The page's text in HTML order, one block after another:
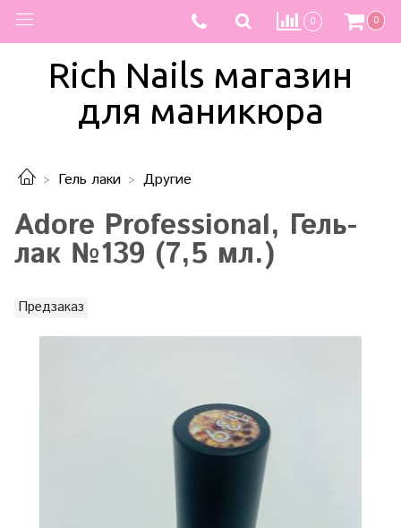
0 0
Rich Nails магазин
для маникюра
Гель лаки Другие
Adore Professional, Гель-
лак №139 (7,5 мл.)
Предзаказ